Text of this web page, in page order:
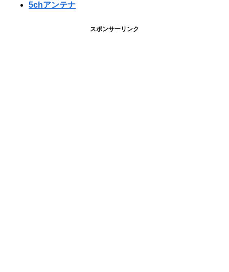
5chアンテナ
スポンサーリンク